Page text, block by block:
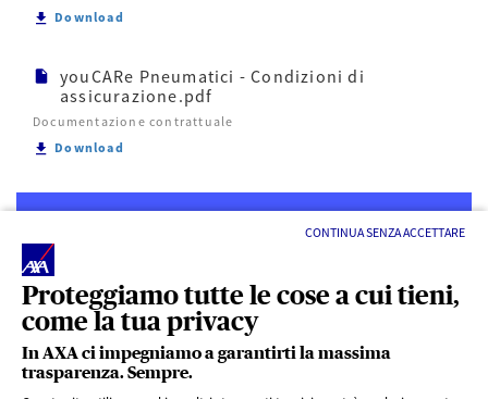
Proteggiamo tutte le cose a cui tieni,
come la tua privacy
In AXA ci impegniamo a garantirti la massima
trasparenza. Sempre.
CONTINUA SENZA ACCETTARE
Download
youCARe Pneumatici - Condizioni di
assicurazione.pdf
Documentazione contrattuale
Download
LINK UTILI
ACCESSO VELOCE